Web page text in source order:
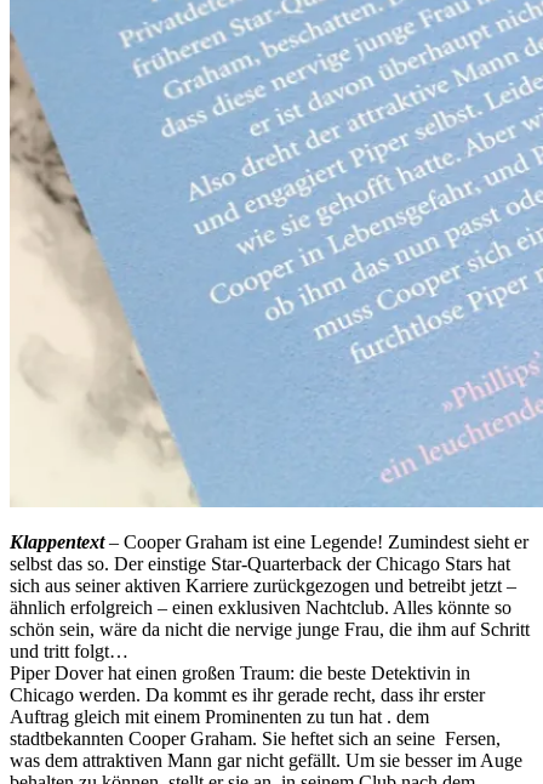
Klappentext – Cooper Graham ist eine Legende! Zumindest sieht er
selbst das so. Der einstige Star-Quarterback der Chicago Stars hat
sich aus seiner aktiven Karriere zurückgezogen und betreibt jetzt –
ähnlich erfolgreich – einen exklusiven Nachtclub. Alles könnte so
schön sein, wäre da nicht die nervige junge Frau, die ihm auf Schritt
und tritt folgt…
Piper Dover hat einen großen Traum: die beste Detektivin in
Chicago werden. Da kommt es ihr gerade recht, dass ihr erster
Auftrag gleich mit einem Prominenten zu tun hat . dem
stadtbekannten Cooper Graham. Sie heftet sich an seine Fersen,
was dem attraktiven Mann gar nicht gefällt. Um sie besser im Auge